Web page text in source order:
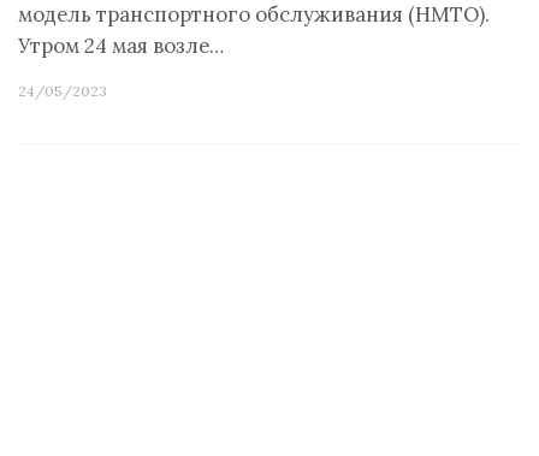
модель транспортного обслуживания (НМТО).
Утром 24 мая возле…
24/05/2023